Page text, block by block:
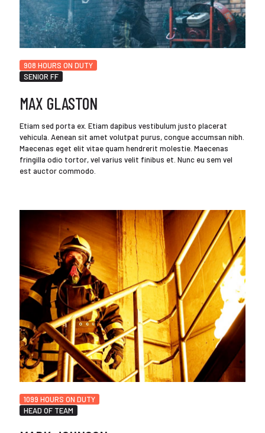
908 HOURS ON DUTY
SENIOR FF
MAX GLASTON
Etiam sed porta ex. Etiam dapibus vestibulum justo placerat
vehicula. Aenean sit amet volutpat purus, congue accumsan nibh.
Maecenas eget elit vitae quam hendrerit molestie. Maecenas
fringilla odio tortor, vel varius velit finibus et. Nunc eu sem vel
est auctor commodo.
1099 HOURS ON DUTY
HEAD OF TEAM